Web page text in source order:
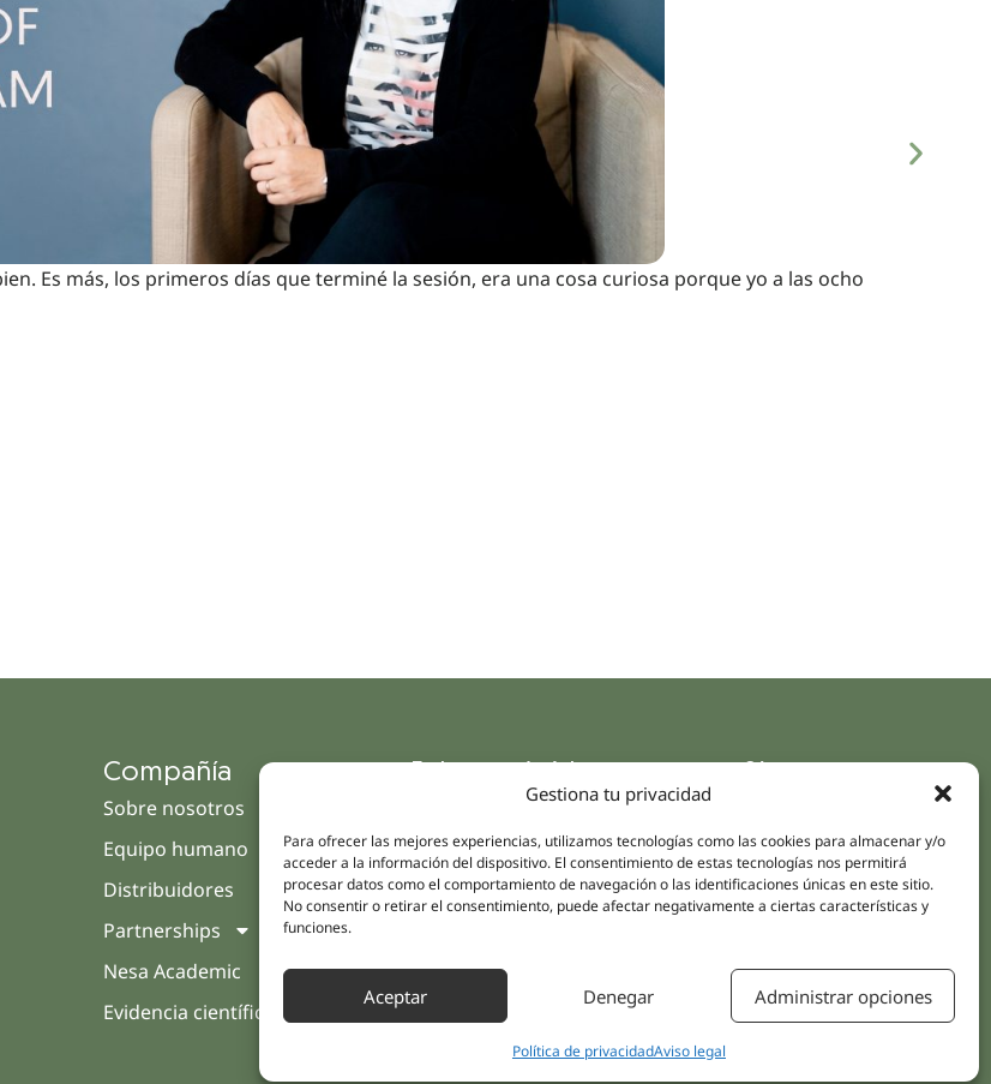
Gestiona tu privacidad
Para ofrecer las mejores experiencias, utilizamos tecnologías como las cookies para almacenar y/o
acceder a la información del dispositivo. El consentimiento de estas tecnologías nos permitirá
procesar datos como el comportamiento de navegación o las identificaciones únicas en este sitio.
No consentir o retirar el consentimiento, puede afectar negativamente a ciertas características y
funciones.
Aceptar Denegar Administrar opciones
Política de privacidadAviso legal
Es más, los primeros días que terminé la sesión, era una cosa curiosa porque yo a las ocho
Compañía
Sobre nosotros
Equipo humano
Distribuidores
Partnerships
Nesa Academic
Evidencia científica
Tienda online
Clínicas
Opiniones
Contáctanos
LinkedIn
Youtube
Facebook